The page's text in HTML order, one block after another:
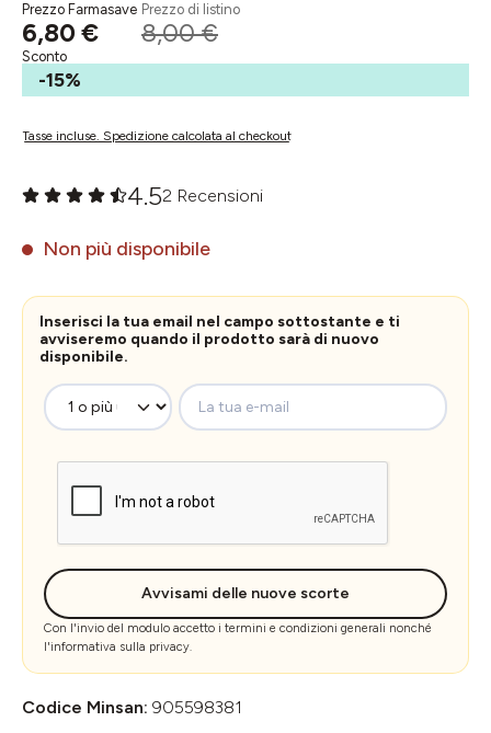
Prezzo Farmasave
6,80 €
Prezzo di listino
8,00 €
Sconto
-15%
Tasse incluse. Spedizione calcolata al checkout
4.52 Recensioni
Non più disponibile
Inserisci la tua email nel campo sottostante e ti
avviseremo quando il prodotto sarà di nuovo
disponibile.
La tua e-mail
Avvisami delle nuove scorte
Con l'invio del modulo accetto i termini e condizioni generali nonché
l'informativa sulla privacy.
Codice Minsan: 905598381